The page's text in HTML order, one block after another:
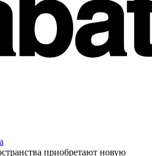
приобретают новую